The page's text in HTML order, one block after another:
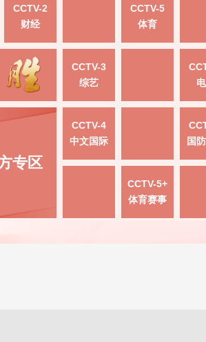
CCTV-2
财经
CCTV-5
体育
CCTV-3
综艺
专区
CCTV-4
中文国际
国
CCTV-5+
体育赛事